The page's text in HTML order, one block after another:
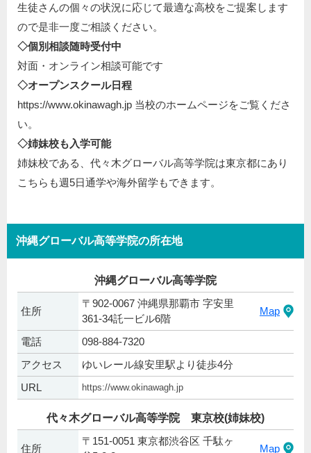
生徒さんの個々の状況に応じて最適な高校をご提案します
ので是非一度ご相談ください。
◇個別相談随時受付中
対面・オンライン相談可能です
◇オープンスクール日程
https://www.okinawagh.jp 当校のホームページをご覧くださ
い。
◇姉妹校も入学可能
姉妹校である、代々木グローバル高等学院は東京都にあり
こちらも週5日通学や海外留学もできます。
沖縄グローバル高等学院の所在地
沖縄グローバル高等学院
住所
〒902-0067 沖縄県那覇市 字安里
361-34託一ビル6階
Map
電話
098-884-7320
アクセス
ゆいレール線安里駅より徒歩4分
URL
https://www.okinawagh.jp
代々木グローバル高等学院 東京校(姉妹校)
住所
〒151-0051 東京都渋谷区 千駄ヶ
Map